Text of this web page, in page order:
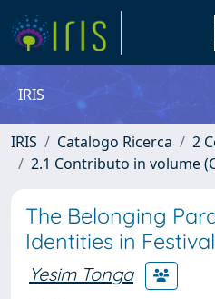
IRIS
IRIS Catalogo Ricerca
2
2.1 Contributo in volume
The Belonging
Identities in
Yesim Tonga